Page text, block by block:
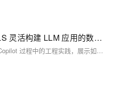
SLS Copilot 实践：基于 SLS 灵活构建 LLM 应用的数据基础设施
本文将分享我们在构建 SLS SQL Copilot 过程中的工程实践，展示如何基于阿里云 SLS 打造一套完整的 LLM 应用数据基础设施。